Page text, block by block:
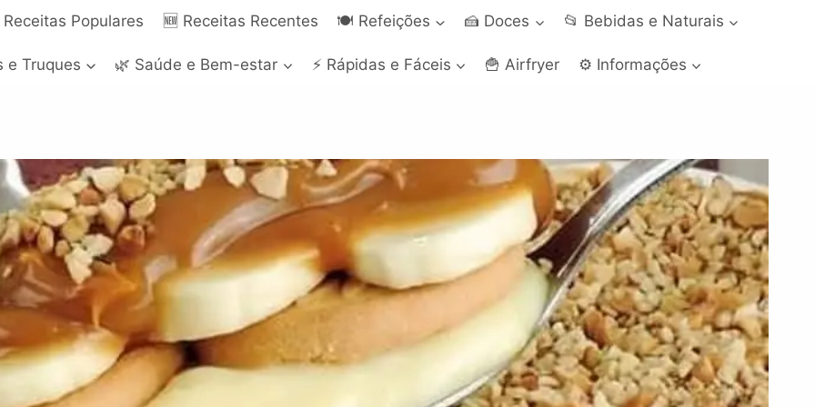
Receitas Populares 🆕 Receitas Recentes 🍽️ Refeições 🍰 Doces 📂 Bebidas e Naturais
e Truques 🌿 Saúde e Bem-estar ⚡ Rápidas e Fáceis 🍟 Airfryer ⚙️ Informações